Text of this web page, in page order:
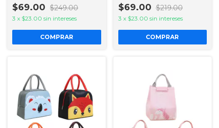
$69.00 $249.00
3 x $23.00 sin intereses
COMPRAR
$69.00 $219.00
3 x $23.00 sin intereses
COMPRAR